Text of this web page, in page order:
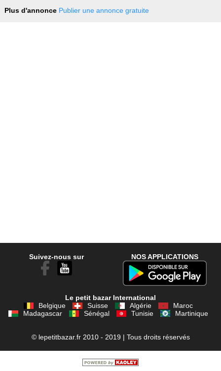
Plus d'annonce Publier une annonce gratuite
Suivez-nous sur NOS APPLICATIONS
Le petit bazar International
Belgique
Suisse Algérie
Maroc
Madagascar
Sénégal Tunisie Martinique
© lepetitbazar.fr 2010 - 2019 | Tous droits réservés